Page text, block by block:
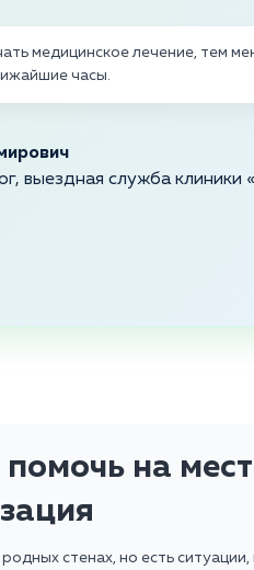
медицинское лечение, тем
часы.
выездная служба
на
стенах, но есть ситуации,